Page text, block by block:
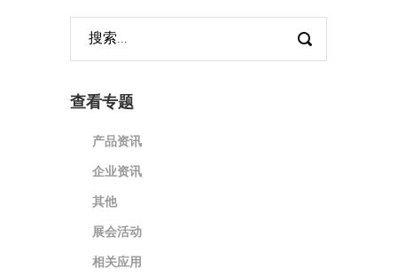
查看专题
产品资讯
企业资讯
其他
展会活动
相关应用